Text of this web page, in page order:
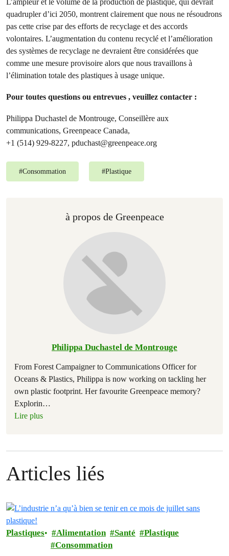
quadrupler d’ici 2050, montrent clairement que nous ne résoudrons
pas cette crise par des efforts de recyclage et des accords
volontaires. L’augmentation du contenu recyclé et l’amélioration
des systèmes de recyclage ne devraient être considérées que
comme une mesure provisoire alors que nous travaillons à
l’élimination totale des plastiques à usage unique.
Pour toutes questions ou entrevues , veuillez contacter :
Philippa Duchastel de Montrouge, Conseillère aux
communications, Greenpeace Canada,
+1 (514) 929-8227, pduchast@greenpeace.org
#Consommation #Plastique
à propos de Greenpeace
Philippa Duchastel de Montrouge
From Forest Campaigner to Communications Officer for
Oceans & Plastics, Philippa is now working on tackling her
own plastic footprint. Her favourite Greenpeace memory?
Explorin…
Lire plus
Articles liés
Plastiques Alimentation Santé
Plastique
Consommation